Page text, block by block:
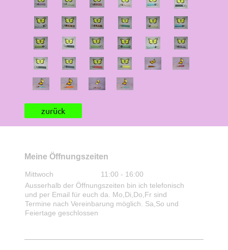
zurück
Meine Öffnungszeiten
Mittwoch 11:00 - 16:00
Ausserhalb der Öffnungszeiten bin ich telefonisch
und per Email für euch da. Mo,Di,Do,Fr sind
Termine nach Vereinbarung möglich. Sa,So und
Feiertage geschlossen